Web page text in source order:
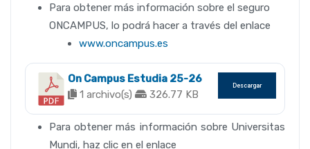
Para obtener más información sobre el seguro
ONCAMPUS, lo podrá hacer a través del enlace
www.oncampus.es
On Campus Estudia 25-26
1 archivo(s)
326.77 KB
Descargar
Para obtener más información sobre Universitas
Mundi, haz clic en el enlace